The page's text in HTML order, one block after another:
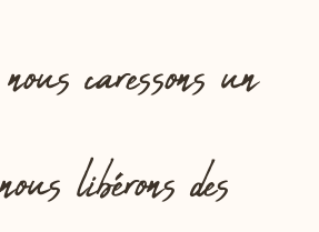
caressons un
libérons des